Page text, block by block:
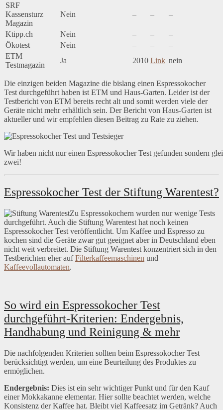
SRF
Kassensturz
Magazin
Nein – – –
Ktipp.ch Nein – –
–
Ökotest
Nein – –
–
ETM
Testmagazin
Ja 2010 Link nein
Die einzigen beiden Magazine die bislang einen Espressokocher
Test durchgeführt haben ist ETM und Haus-Garten. Leider ist der
Testbericht von ETM bereits recht alt und somit werden viele der
Geräte nicht mehr erhältlich sein. Der Bericht von Haus-Garten ist
aktueller und wir empfehlen diesen Beitrag zu Rate zu ziehen.
Wir haben nicht nur einen Espressokocher Test gefunden sondern
zwei!
Espressokocher Test der Stiftung Warentest?
Zu Espressokochern wurden nur wenige Tests
durchgeführt. Auch die Stiftung Warentest hat noch keinen
Espressokocher Test veröffentlicht. Um Kaffee und Espresso zu
kochen sind die Geräte zwar gut geeignet aber in Deutschland eben
nicht weit verbreitet. Die Stiftung Warentest konzentriert sich in den
Testberichten eher aufFilterkaffeemaschinen und
Kaffeevollautomaten.
So wird ein Espressokocher Test
durchgeführt-Kriterien: Endergebnis,
Handhabung und Reinigung & mehr
Die nachfolgenden Kriterien sollten beim Espressokocher Test
berücksichtigt werden, um eine Beurteilung des Produktes zu
ermöglichen.
Endergebnis: Dies ist ein sehr wichtiger Punkt und für den Kauf
einer Mokkakanne elementar. Hier sollte beachtet werden, welche
Konsistenz der Kaffee hat. Bleibt viel Kaffeesatz im Getränk? Auch